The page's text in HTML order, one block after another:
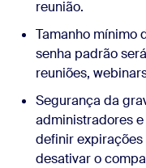
reunião.
Tamanho mínimo
senha padrão
reuniões,
Segurança da
administradores
definir expirações
desativar o